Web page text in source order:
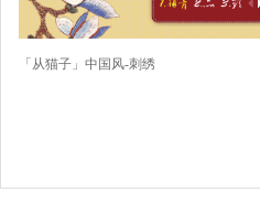
「从猫子」中国风-刺绣